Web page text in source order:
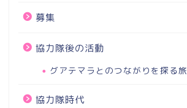
募集
協力隊後の活動
グアテマラとのつながりを探る旅
協力隊時代